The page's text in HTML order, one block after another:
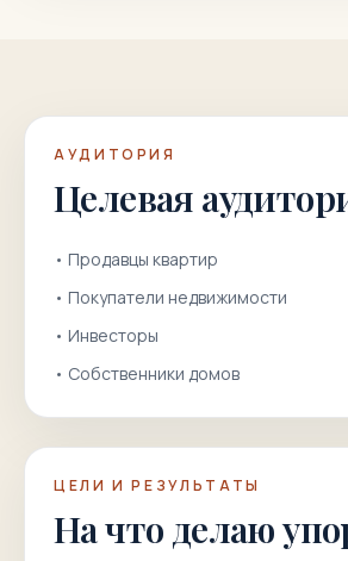
АУДИТОРИЯ
Целевая
• Продавцы квартир
• Покупатели недвижимости
• Инвесторы
• Собственники домов
ЦЕЛИ И РЕЗУЛЬТАТЫ
На что делаю